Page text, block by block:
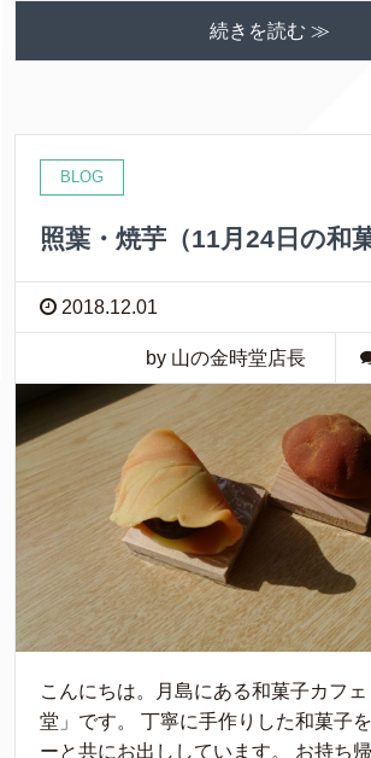
続きを読む ≫
BLOG
照葉・焼芋（11月24日の和菓
2018.12.01
by 山の金時堂店長
こんにちは。月島にある和菓子カフ
堂」です。 丁寧に手作りした和菓子
ーと共にお出ししています。 お持ち